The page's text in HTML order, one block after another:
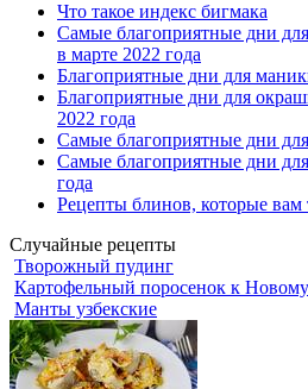
Что такое индекс бигмака
Самые благоприятные дни
в марте 2022 года
Благоприятные дни для
Благоприятные дни для
2022 года
Самые благоприятные дни для
Самые благоприятные дни
года
Рецепты блинов, которые вам
Случайные рецепты
Творожный пудинг
Картофельный поросенок к
Манты узбекские